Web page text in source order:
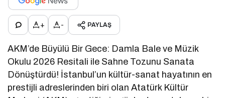
+ - PAYLAŞ
AKM’de Büyülü Bir Gece: Damla Bale ve Müzik
Okulu 2026 Resitali ile Sahne Tozunu Sanata
Dönüştürdü! İstanbul’un kültür-sanat hayatının en
prestijli adreslerinden biri olan Atatürk Kültür